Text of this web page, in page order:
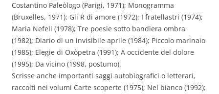
Costantino Paleòlogo (Parigi, 1971); Monogramma
(Bruxelles, 1971); Gli R di amore (1972); I fratellastri (1974);
Maria Nefeli (1978); Tre poesie sotto bandiera ombra
(1982); Diario di un invisibile aprile (1984); Piccolo marinaio
(1985); Elegie di Oxòpetra (1991); A occidente del dolore
(1995); Da vicino (1998, postumo).
Scrisse anche importanti saggi autobiografici o letterari,
raccolti nei volumi Carte scoperte (1975); Nel bianco (1992);